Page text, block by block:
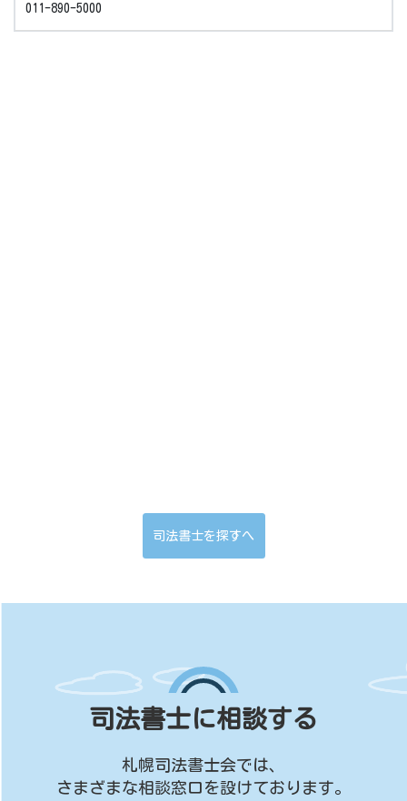
011-890-5000
司法書士を探すへ
司法書士に相談する
札幌司法書士会では、
さまざまな相談窓口を設けております。